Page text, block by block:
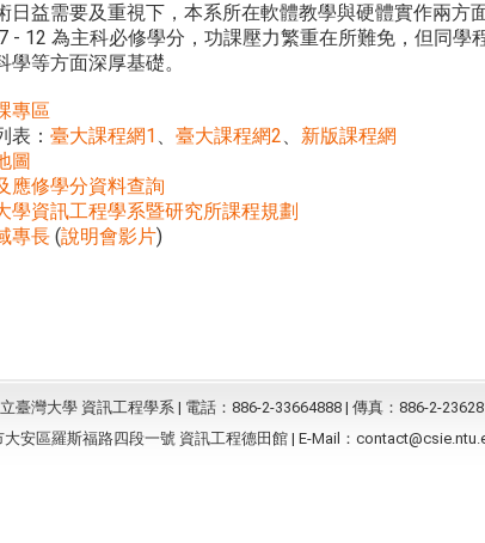
日益需要及重視下，本系所在軟體教學與硬體實作兩方
- 12 為主科必修學分，功課壓力繁重在所難免，但同學
學等方面深厚基礎。
專區
表： 臺大課程網1 、 臺大課程網2、 新版課程網
圖
應修學分資料查詢
學資訊工程學系暨研究所課程規劃
專長(說明會影片)
臺灣大學 資訊工程學系 | 電話：886-2-33664888 | 傳真：886-2-
安區羅斯福路四段一號 資訊工程德田館 | E-Mail：